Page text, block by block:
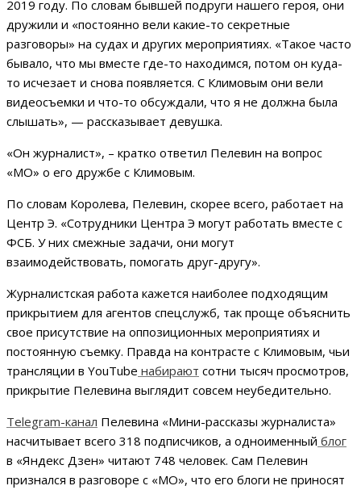
2019 году. По словам бывшей подруги нашего героя, они
дружили и «постоянно вели какие-то секретные
разговоры» на судах и других мероприятиях. «Такое часто
бывало, что мы вместе где-то находимся, потом он куда-
то исчезает и снова появляется. С Климовым они вели
видеосъемки и что-то обсуждали, что я не должна была
слышать», — рассказывает девушка.
«Он журналист», – кратко ответил Пелевин на вопрос
«МО» о его дружбе с Климовым.
По словам Королева, Пелевин, скорее всего, работает на
Центр Э. «Сотрудники Центра Э могут работать вместе с
ФСБ. У них смежные задачи, они могут
взаимодействовать, помогать друг-другу».
Журналистская работа кажется наиболее подходящим
прикрытием для агентов спецслужб, так проще объяснить
свое присутствие на оппозиционных мероприятиях и
постоянную съемку. Правда на контрасте с Климовым, чьи
трансляции в YouTube набирают сотни тысяч просмотров,
прикрытие Пелевина выглядит совсем неубедительно.
Telegram-канал Пелевина «Мини-рассказы журналиста»
насчитывает всего 318 подписчиков, а одноименный блог
в «Яндекс Дзен» читают 748 человек. Сам Пелевин
признался в разговоре с «МО», что его блоги не приносят